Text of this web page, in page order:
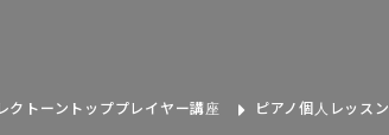
クトーントッププレイヤー講座 ピアノ個人レッスン